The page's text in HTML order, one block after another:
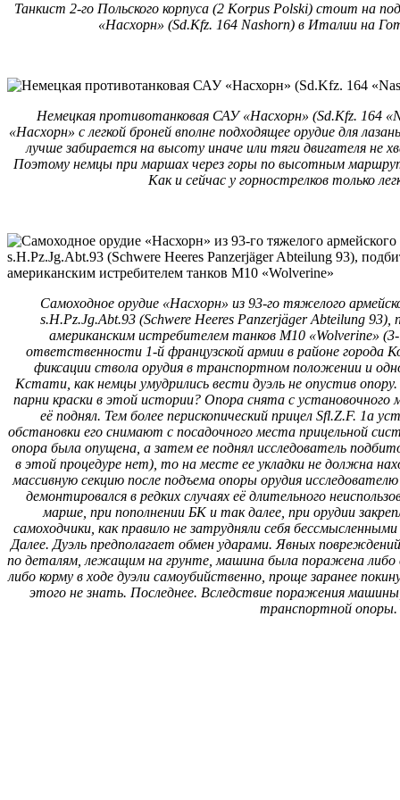
Танкист 2-го Польского корпуса (2 Korpus Polski) стоит на
«Насхорн» (Sd.Kfz. 164 Nashorn) в Италии на
Немецкая противотанковая САУ «Насхорн» (Sd.Kfz. 164
«Насхорн» с легкой броней вполне подходящее орудие для
лучше забирается на высоту иначе или тяги двигателя не
Поэтому немцы при маршах через горы по высотным
Как и сейчас у горнострелков только
Самоходное орудие «Насхорн» из 93-го тяжелого
s.H.Pz.Jg.Abt.93 (Schwere Heeres Panzerjäger Abteilung 93),
американским истребителем танков M10 «Wolverine»
ответственности 1-й французской армии в районе города
фиксации ствола орудия в транспортном положении и
Кстати, как немцы умудрились вести дуэль не опустив опору.
парни краски в этой истории? Опора снята с
её поднял. Тем более перископический прицел Sfl.Z.F. 1a
обстановки его снимают с посадочного места прицельной
опора была опущена, а затем ее поднял исследователь
в этой процедуре нет), то на месте ее укладки не должна
массивную секцию после подъема опоры орудия
демонтировался в редких случаях её длительного
марше, при пополнении БК и так далее, при орудии
самоходчики, как правило не затрудняли себя
Далее. Дуэль предполагает обмен ударами. Явных
по деталям, лежащим на грунте, машина была поражена либо
либо корму в ходе дуэли самоубийственно, проще заранее
этого не знать. Последнее. Вследствие поражения
транспортной опоры.